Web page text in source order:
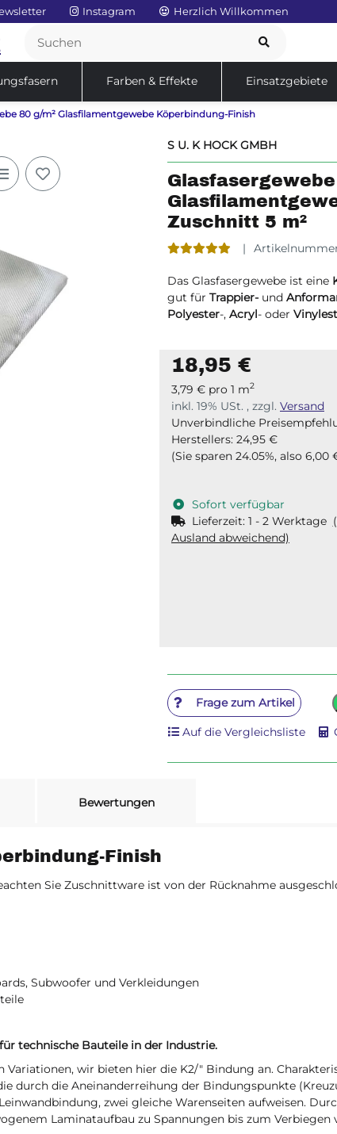
Instagram Herzlich Willkommen
Farben & Effekte Einsatzgebiete
Service Sale
80 g/m² Glasfilamentgewebe Köperbindung-Finish
S U. K HOCK GMBH
Glasfasergewebe
Zuschnitt 5 m²
Das Glasfasergewebe ist eine
gut für Trappier- und
Polyester-, Acryl- oder
18,95 €
3,79 € pro 1 m2
inkl. 19% USt. , zzgl. Versand
Unverbindliche
Herstellers: 24,95 €
(Sie sparen 24.05%, also 6,00
Sofort verfügbar
Lieferzeit: 1 - 2 Werktage
Ausland abweichend)
Frage zum Artikel
Auf die Vergleichsliste
Bewertungen
Finish
Sie Zuschnittware ist von der Rücknahme
Subwoofer und Verkleidungen
technische Bauteile in der Industrie.
wir bieten hier die K2/" Bindung an.
durch die Aneinanderreihung der Bindungspunkte
zwei gleiche Warenseiten aufweisen.
Laminataufbau zu Spannungen bis zum Verbiegen